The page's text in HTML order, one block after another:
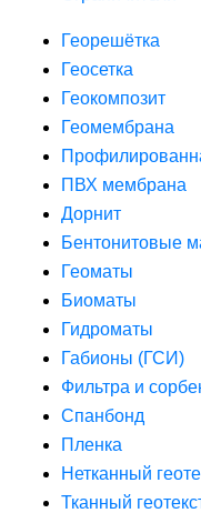
Георешётка
Геосетка
Геокомпозит
Геомембрана
ПВХ мембрана
Дорнит
Бентонитовые
Геоматы
Биоматы
Гидроматы
Габионы (ГСИ)
Фильтра и
Спанбонд
Пленка
Нетканный
Тканный